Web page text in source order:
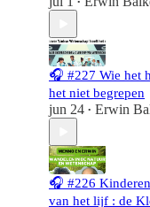
•
🎧 #227 Wie het
het niet begrepen
jun 24 • Erwin
🎧 #226
van het lijf : de